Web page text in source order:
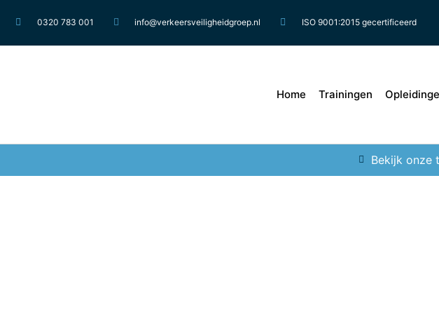
0320 783 001 info@verkeersveiligheidgroep.nl ISO 9001:2015 gecertificeerd
Home Trainingen
Bekijk onze